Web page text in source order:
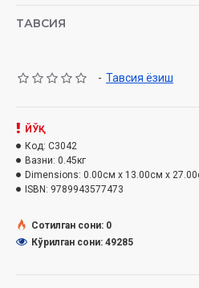
ТАВСИЯ
- Тавсия ёзиш
ЙЎҚ
Код: C3042
Вазни: 0.45кг
Dimensions: 0.00см x 13.00см x
ISBN: 9789943577473
Сотилган сони: 0
Кўрилган сони: 49285